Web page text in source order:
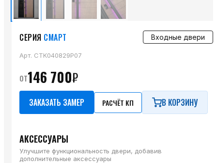
СЕРИЯ СМАРТ Входные двери
Арт. CTK040829P07
от146 700₽
ЗАКАЗАТЬ ЗАМЕР РАСЧЁТ КП В КОРЗИНУ
АКСЕССУАРЫ
Улучшите функциональность двери, добавив
дополнительные аксессуары